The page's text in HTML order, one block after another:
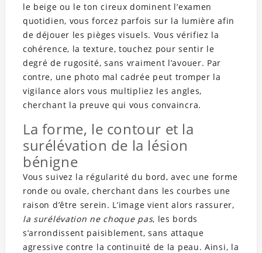
le beige ou le ton cireux dominent l’examen
quotidien, vous forcez parfois sur la lumière afin
de déjouer les pièges visuels. Vous vérifiez la
cohérence, la texture, touchez pour sentir le
degré de rugosité, sans vraiment l’avouer. Par
contre, une photo mal cadrée peut tromper la
vigilance alors vous multipliez les angles,
cherchant la preuve qui vous convaincra.
La forme, le contour et la
surélévation de la lésion
bénigne
Vous suivez la régularité du bord, avec une forme
ronde ou ovale, cherchant dans les courbes une
raison d’être serein. L’image vient alors rassurer,
la surélévation ne choque pas, les bords
s’arrondissent paisiblement, sans attaque
agressive contre la continuité de la peau. Ainsi, la